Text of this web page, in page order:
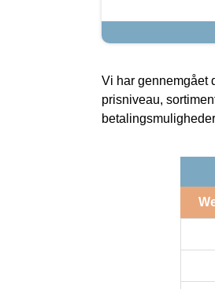
Vi har gennemgået
prisniveau,